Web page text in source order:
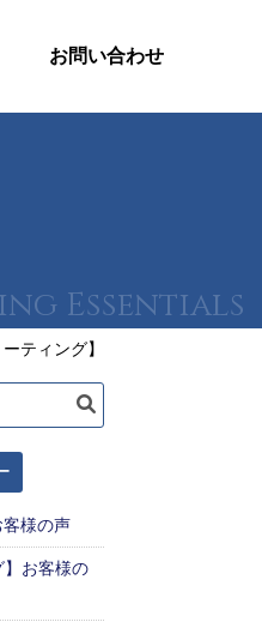
お問い合わせ
ティング】
客様の声
】お客様の